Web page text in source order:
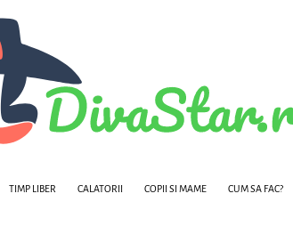
TIMP LIBER CALATORII COPII SI MAME CUM SA FAC?